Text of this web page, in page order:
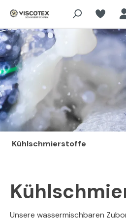
Zum Hauptinhalt springen
Kühlschmierstoffe
Unsere wassermischbaren